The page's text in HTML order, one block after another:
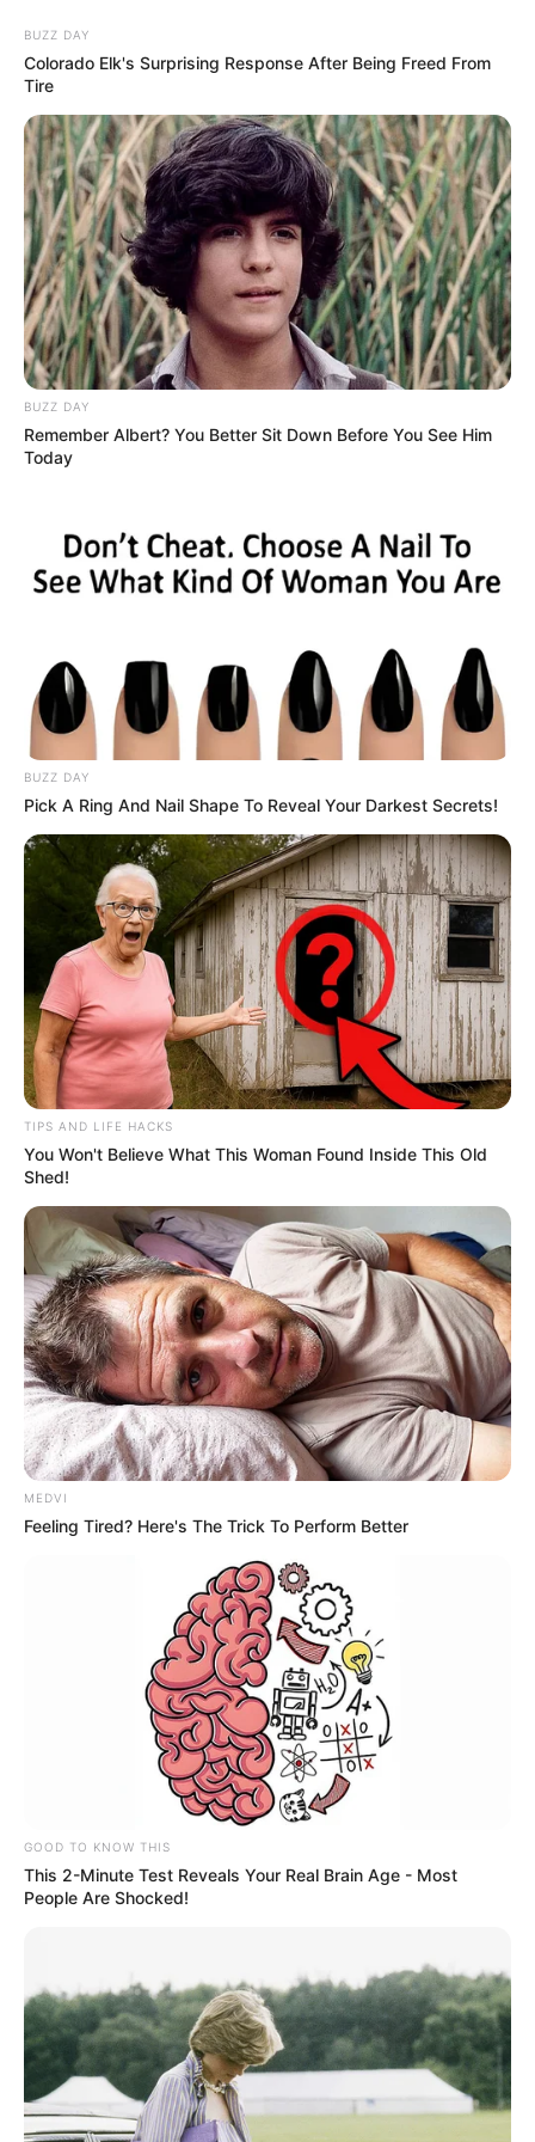
BUZZ DAY
Colorado Elk's Surprising Response After Being Freed From
Tire
BUZZ DAY
Remember Albert? You Better Sit Down Before You See Him
Today
BUZZ DAY
Pick A Ring And Nail Shape To Reveal Your Darkest Secrets!
TIPS AND LIFE HACKS
You Won't Believe What This Woman Found Inside This Old
Shed!
MEDVI
Feeling Tired? Here's The Trick To Perform Better
GOOD TO KNOW THIS
This 2-Minute Test Reveals Your Real Brain Age - Most
People Are Shocked!